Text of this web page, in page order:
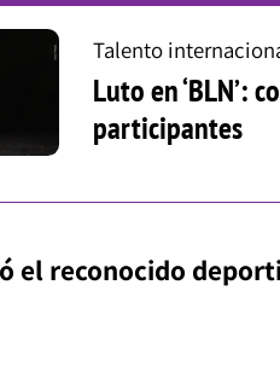
Talento
Luto en ‘BLN’:
participantes
el reconocido